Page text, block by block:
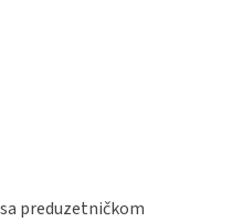
preduzetničkom